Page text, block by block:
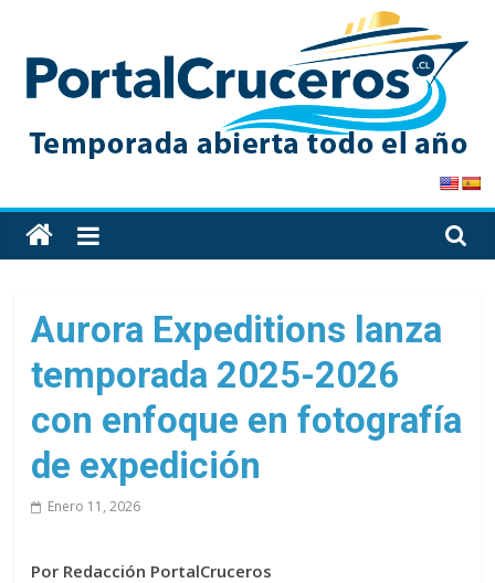
content
PortalCruceros
Toda
la
cruceros
en
solo
sitio
Aurora Expeditions lanza
temporada 2025-2026
con enfoque en fotografía
de expedición
Enero 11, 2026
Por Redacción PortalCruceros